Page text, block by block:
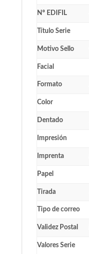
Nº EDIFIL
Título Serie
Motivo Sello
Facial
Formato
Color
Dentado
Impresión
Imprenta
Papel
Tirada
Tipo de correo
Validez Postal
Valores Serie